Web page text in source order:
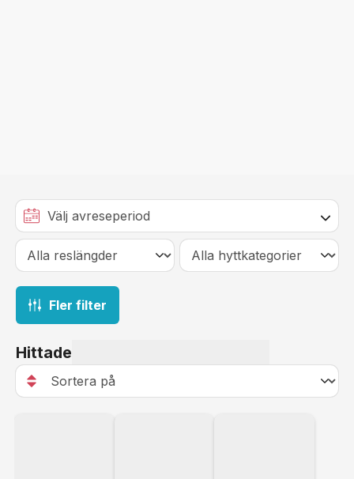
Fler filter
Hittade